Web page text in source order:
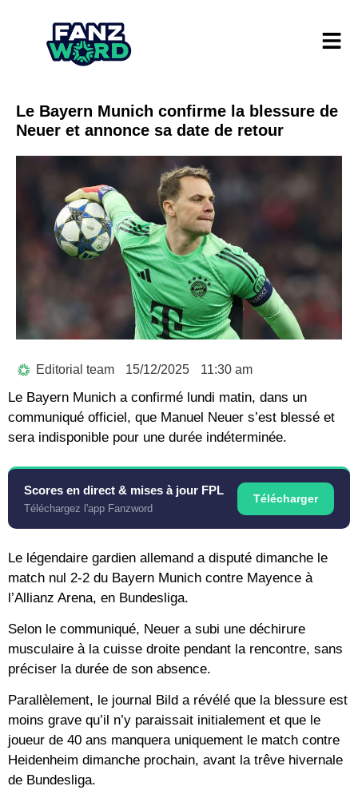
Le Bayern Munich confirme la blessure de
Neuer et annonce sa date de retour
Editorial team 15/12/2025 11:30 am
Le Bayern Munich a confirmé lundi matin, dans un
communiqué officiel, que Manuel Neuer s’est blessé et
sera indisponible pour une durée indéterminée.
Scores en direct & mises à jour FPL
Téléchargez l'app Fanzword
Télécharger
Le légendaire gardien allemand a disputé dimanche le
match nul 2-2 du Bayern Munich contre Mayence à
l’Allianz Arena, en Bundesliga.
Selon le communiqué, Neuer a subi une déchirure
musculaire à la cuisse droite pendant la rencontre, sans
préciser la durée de son absence.
Parallèlement, le journal Bild a révélé que la blessure est
moins grave qu’il n’y paraissait initialement et que le
joueur de 40 ans manquera uniquement le match contre
Heidenheim dimanche prochain, avant la trêve hivernale
de Bundesliga.